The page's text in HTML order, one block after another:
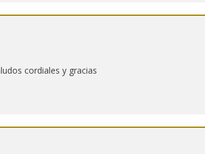
cordiales y gracias